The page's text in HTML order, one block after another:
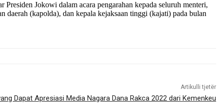
Jokowi dalam acara pengarahan kepada seluruh menteri,
(kapolda), dan kepala kejaksaan tinggi (kajati) pada bulan
Artikulli tjetër
Dapat Apresiasi Media Nagara Dana Rakca 2022 dari Kemenkeu